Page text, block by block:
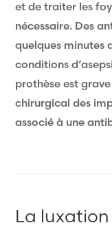
et de traiter les
nécessaire. Des
quelques minutes
conditions
prothèse est
chirurgical des
associé à une
La luxation